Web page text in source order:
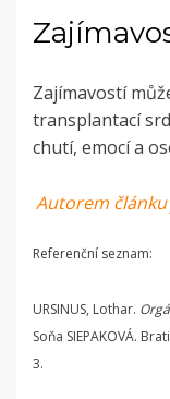
Zajímavostí
transplantací
chutí, emocía
Autorem článku
Referenční seznam:
URSINUS, Lothar.
Soňa SIEPAKOVÁ.
3.